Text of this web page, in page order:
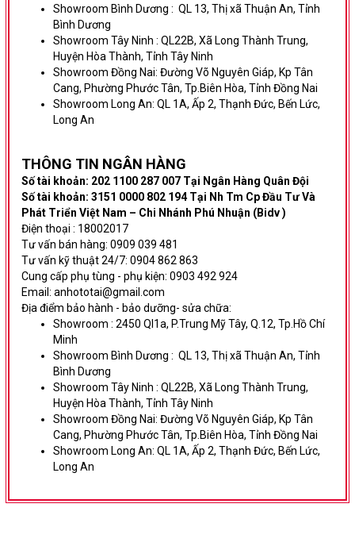
Showroom Bình Dương : QL 13, Thị xã Thuận An, Tỉnh
Bình Dương
Showroom Tây Ninh : QL22B, Xã Long Thành Trung,
Huyện Hòa Thành, Tỉnh Tây Ninh
Showroom Đồng Nai: Đường Võ Nguyên Giáp, Kp Tân
Cang, Phường Phước Tân, Tp.Biên Hòa, Tỉnh Đồng Nai
Showroom Long An: QL 1A, Ấp 2, Thạnh Đức, Bến Lức,
Long An
THÔNG TIN NGÂN HÀNG
Số tài khoản: 202 1100 287 007 Tại Ngân Hàng Quân Đội
Số tài khoản: 3151 0000 802 194 Tại Nh Tm Cp Đầu Tư Và
Phát Triển Việt Nam – Chi Nhánh Phú Nhuận (Bidv )
Điện thoại : 18002017
Tư vấn bán hàng: 0909 039 481
Tư vấn kỹ thuật 24/7: 0904 862 863
Cung cấp phụ tùng - phụ kiện: 0903 492 924
Email: anhototai@gmail.com
Địa điểm bảo hành - bảo dưỡng- sửa chữa:
Showroom : 2450 Ql1a, P.Trung Mỹ Tây, Q.12, Tp.Hồ Chí
Minh
Showroom Bình Dương : QL 13, Thị xã Thuận An, Tỉnh
Bình Dương
Showroom Tây Ninh : QL22B, Xã Long Thành Trung,
Huyện Hòa Thành, Tỉnh Tây Ninh
Showroom Đồng Nai: Đường Võ Nguyên Giáp, Kp Tân
Cang, Phường Phước Tân, Tp.Biên Hòa, Tỉnh Đồng Nai
Showroom Long An: QL 1A, Ấp 2, Thạnh Đức, Bến Lức,
Long An